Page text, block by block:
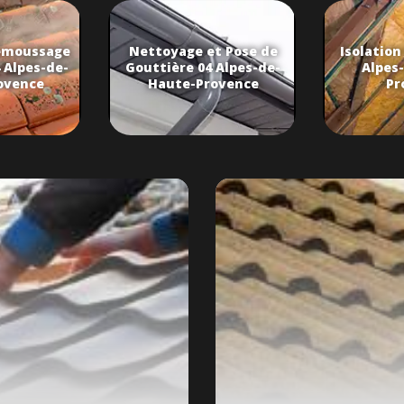
de-
Nettoyage et Pose de
Gouttière 04 Alpes-de-
Haute-Provence
Isolation